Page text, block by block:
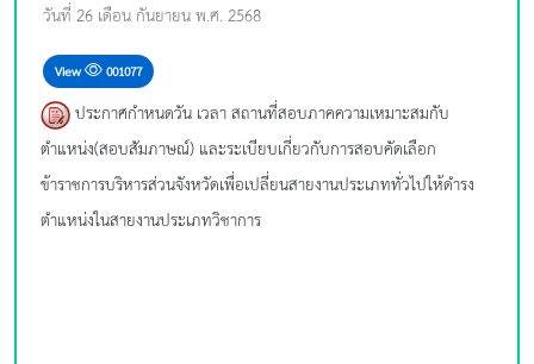
วันที่ 26 เดือน กันยายน พ.ศ. 2568
View 001077
ประกาศกำหนดวัน เวลา สถานที่สอบภาคความเหมาะสมกับ
ตำแหน่ง(สอบสัมภาษณ์) และระเบียบเกี่ยวกับการสอบคัดเลือก
ข้าราชการบริหารส่วนจังหวัดเพื่อเปลี่ยนสายงานประเภททั่วไปให้ดำรง
ตำแหน่งในสายงานประเภทวิชาการ